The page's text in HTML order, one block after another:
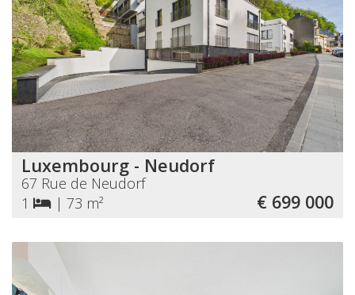
Luxembourg - Neudorf
67 Rue de Neudorf
1
| 73 m² € 699 000